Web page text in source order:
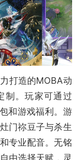
打造的MOBA动
制。玩家可通过
和游戏福利。游
门祢豆子与杀生
专业配音。无铭
由选择天赋，灵